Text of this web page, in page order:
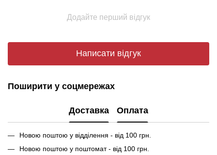
Додайте перший відгук
Написати відгук
Поширити у соцмережах
Доставка Оплата
Новою поштою у відділення - від 100 грн.
Новою поштою у поштомат - від 100 грн.